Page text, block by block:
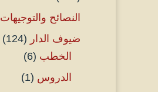
النصائح والتوجيهات
ضيوف الدار (124)
الخطب (6)
الدروس (1)